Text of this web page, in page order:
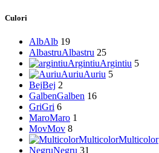
Culori
AlbAlb 19
AlbastruAlbastru 25
ArgintiuArgintiu 5
AuriuAuriu 5
BejBej 2
GalbenGalben 16
GriGri 6
MaroMaro 1
MovMov 8
MulticolorMulticolor
NegruNegru 31